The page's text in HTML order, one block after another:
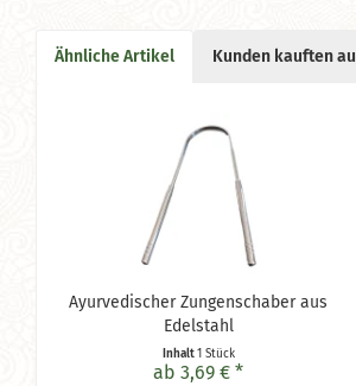
Ähnliche Artikel Kunden kauften
Ayurvedischer Zungenschaber aus
Edelstahl
Inhalt1 Stück
ab 3,69 € *